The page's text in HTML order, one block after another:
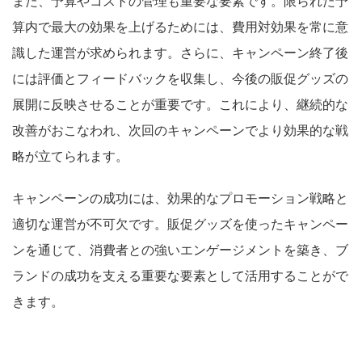
算内で最大の効果を上げるためには、費用対効果を常に意
識した運営が求められます。さらに、キャンペーン終了後
には評価とフィードバックを収集し、今後の販促グッズの
展開に反映させることが重要です。これにより、継続的な
改善がおこなわれ、次回のキャンペーンでより効果的な戦
略が立てられます。
キャンペーンの成功には、効果的なプロモーション戦略と
適切な運営が不可欠です。販促グッズを使ったキャンペー
ンを通じて、消費者との強いエンゲージメントを築き、ブ
ランドの成功を支える重要な要素として活用することがで
きます。